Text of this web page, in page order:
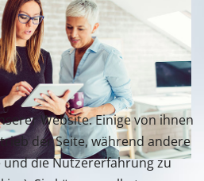
Website. Einige von ihnen
der Seite, während andere
und die Nutzererfahrung zu